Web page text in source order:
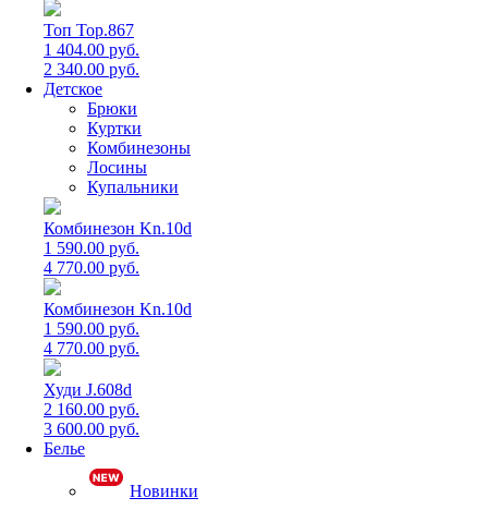
Топ Top.867
1 404.00 руб.
2 340.00 руб.
Детское
Брюки
Куртки
Комбинезоны
Лосины
Купальники
Комбинезон Kn.10d
1 590.00 руб.
4 770.00 руб.
Комбинезон Kn.10d
1 590.00 руб.
4 770.00 руб.
Худи J.608d
2 160.00 руб.
3 600.00 руб.
Белье
Новинки